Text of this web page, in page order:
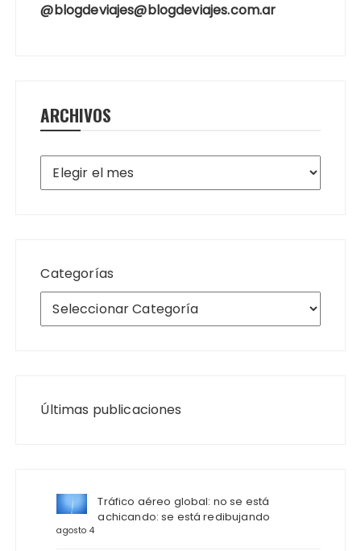
@blogdeviajes@blogdeviajes.com.ar
ARCHIVOS
Archivos
Categorías
Últimas publicaciones
Tráfico aéreo global: no se está
achicando: se está redibujando
agosto 4